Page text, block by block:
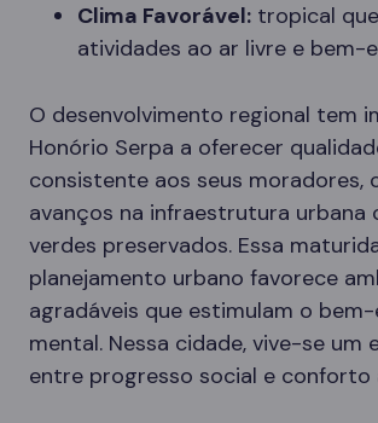
Clima Favorável: tropical
atividades ao ar livre e bem-
O desenvolvimento regional tem
Honório Serpa a oferecer
consistente aos seus moradores,
avanços na infraestrutura urbana
verdes preservados. Essa
planejamento urbano favorece
agradáveis que estimulam o
mental. Nessa cidade, vive-se um
entre progresso social e conforto